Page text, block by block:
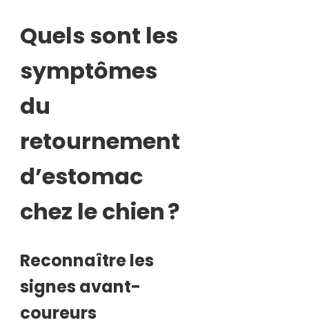
Quels sont les
symptômes
du
retournement
d’estomac
chez le chien ?
Reconnaître les
signes avant-
coureurs